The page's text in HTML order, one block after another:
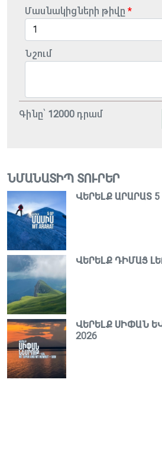
Մասնակիցների թիվը
Նշում
Գինը՝ 12000 դրամ
ՆՄԱՆԱՏԻՊ ՏՈՒՐԵՐ
ՎԵՐԵԼՔ ԱՐԱՐԱՏ 5
ՎԵՐԵԼՔ ԴԻՄԱՑ
ՎԵՐԵԼՔ ՍԻՓԱՆ
2026